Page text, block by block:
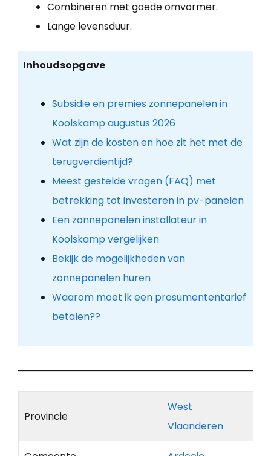
Combineren met goede omvormer.
Lange levensduur.
Inhoudsopgave
Subsidie en premies zonnepanelen in
Koolskamp augustus 2026
Wat zijn de kosten en hoe zit het met de
terugverdientijd?
Meest gestelde vragen (FAQ) met
betrekking tot investeren in pv-panelen
Een zonnepanelen installateur in
Koolskamp vergelijken
Bekijk de mogelijkheden van
zonnepanelen huren
Waarom moet ik een prosumententarief
betalen??
Provincie
West
Vlaanderen